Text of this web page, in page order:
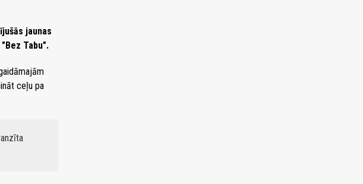
jaunas
Tabu".
ceļu pa